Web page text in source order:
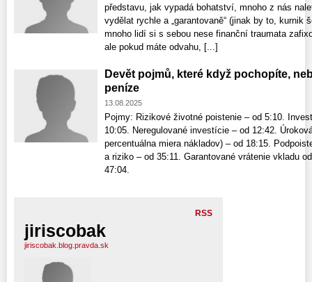
představu, jak vypadá bohatství, mnoho z nás
vydělat rychle a „garantovaně“ (jinak by to, kurnik
mnoho lidí si s sebou nese finanční traumata
ale pokud máte odvahu, [...]
Devět pojmů, které když pochopíte,
peníze
13.08.2025
Pojmy: Rizikové životné poistenie – od 5:10.
10:05. Neregulované investície – od 12:42.
percentuálna miera nákladov) – od 18:15.
a riziko – od 35:11. Garantované vrátenie vkladu
47:04.
RSS
jiriscobak
jiriscobak.blog.pravda.sk